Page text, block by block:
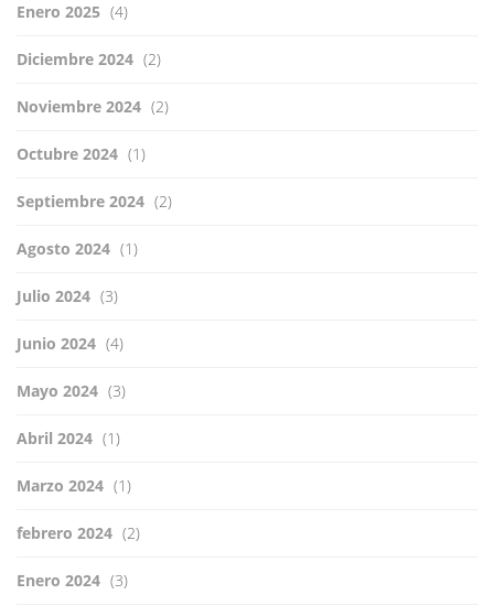
Enero 2025 (4)
Diciembre 2024 (2)
Noviembre 2024 (2)
Octubre 2024 (1)
Septiembre 2024 (2)
Agosto 2024 (1)
Julio 2024 (3)
Junio 2024 (4)
Mayo 2024 (3)
Abril 2024 (1)
Marzo 2024 (1)
febrero 2024 (2)
Enero 2024 (3)